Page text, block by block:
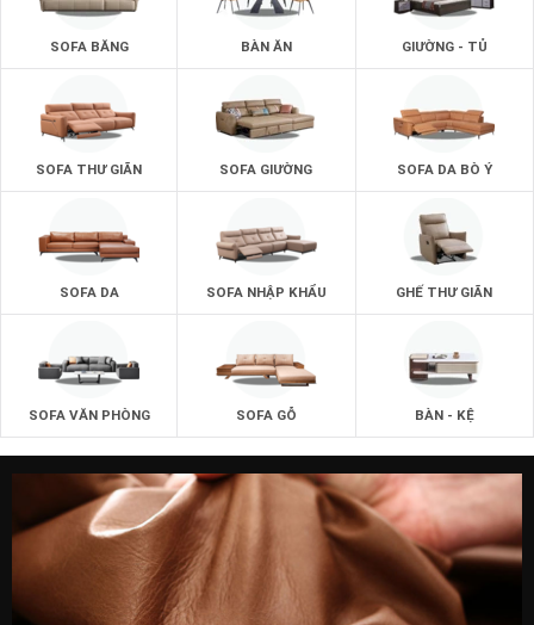
SOFA BĂNG BÀN ĂN GIƯỜNG - TỦ
SOFA THƯ GIÃN SOFA GIƯỜNG SOFA DA BÒ Ý
SOFA DA SOFA NHẬP KHẨU GHẾ THƯ GIÃN
SOFA VĂN PHÒNG SOFA GỖ BÀN - KỆ